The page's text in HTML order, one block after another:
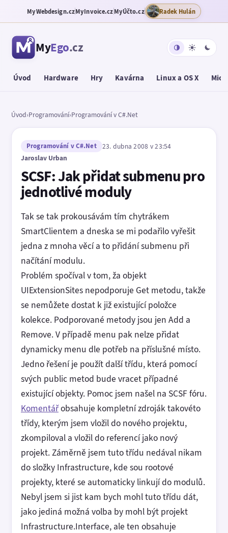
MyWebdesign.czMyInvoice.czMyÚčto.cz Radek Hulán
MyEgo.cz
Úvod Hardware Hry Kavárna Linux a OS X
Úvod›Programování›Programování v C#.Net
Programování v C#.Net
23. dubna 2008 v 23:54
Jaroslav Urban
SCSF: Jak přidat submenu pro
jednotlivé moduly
Tak se tak prokousávám tím chytrákem
SmartClientem a dneska se mi podařilo vyřešit
jedna z mnoha věcí a to přidání submenu při
načítání modulu.
Problém spočíval v tom, ža objekt
UIExtensionSites nepodporuje Get metodu, takže
se nemůžete dostat k již existující položce
kolekce. Podporované metody jsou jen Add a
Remove. V případě menu pak nelze přidat
dynamicky menu dle potřeb na příslušné místo.
Jedno řešení je použít další třídu, která pomocí
svých public metod bude vracet případné
existující objekty. Pomoc jsem našel na SCSF fóru.
Komentářobsahuje kompletní zdroják takovéto
třídy, kterým jsem vložil do nového projektu,
zkompiloval a vložil do referencí jako nový
projekt. Záměrně jsem tuto třídu nedával nikam
do složky Infrastructure, kde sou rootové
projekty, které se automaticky linkují do modulů.
Nebyl jsem si jist kam bych mohl tuto třídu dát,
jako jediná možná volba by mohl být projekt
Infrastructure.Interface, ale ten obsahuje